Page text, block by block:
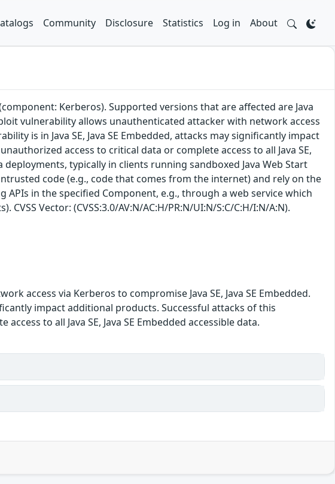
Community Disclosure Statistics Log in About
Kerberos). Supported versions that are affected are Java
vulnerability allows unauthenticated attacker with network access
is in Java SE, Java SE Embedded, attacks may significantly impact
access to critical data or complete access to all Java SE,
deployments, typically in clients running sandboxed Java Web Start
code (e.g., code that comes from the internet) and rely on the
APIs in the specified Component, e.g., through a web service which
Vector: (CVSS:3.0/AV:N/AC:H/PR:N/UI:N/S:C/C:H/I:N/A:N).
access via Kerberos to compromise Java SE, Java SE Embedded.
impact additional products. Successful attacks of this
to all Java SE, Java SE Embedded accessible data.